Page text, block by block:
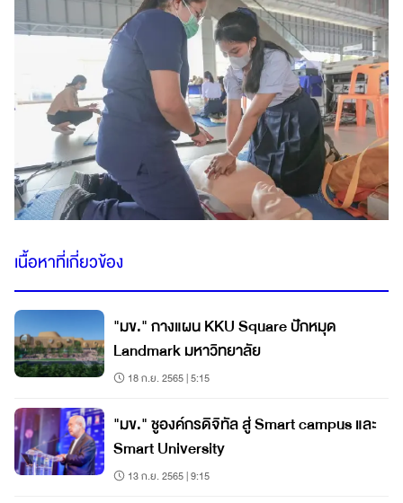
เนื้อหาที่เกี่ยวข้อง
"มข." กางแผน KKU Square ปักหมุด
Landmark มหาวิทยาลัย
18 ก.ย. 2565 | 5:15
"มข." ชูองค์กรดิจิทัล สู่ Smart campus และ
Smart University
13 ก.ย. 2565 | 9:15